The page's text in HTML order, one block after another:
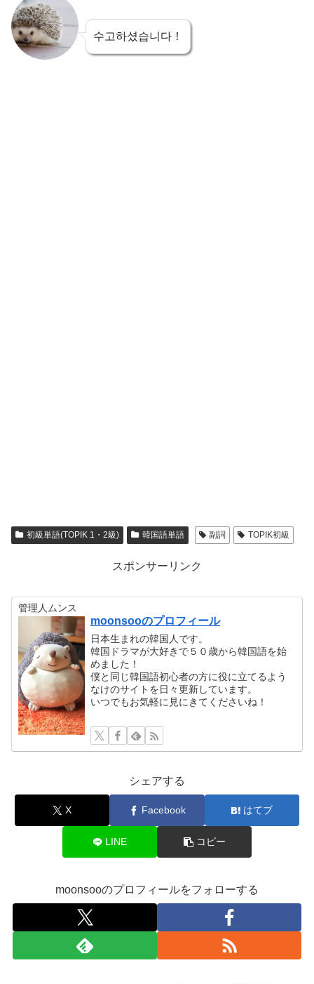
수고하셨습니다！
初級単語(TOPIK 1・2級) 韓国語単語 副詞 TOPIK初級
スポンサーリンク
管理人ムンス
moonsooのプロフィール
日本生まれの韓国人です。
韓国ドラマが大好きで５０歳から韓国語を始
めました！
僕と同じ韓国語初心者の方に役に立てるよう
なけのサイトを日々更新しています。
いつでもお気軽に見にきてくださいね！
シェアする
X Facebook はてブ
LINE コピー
moonsooのプロフィールをフォローする